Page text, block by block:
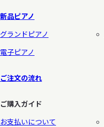
新品ピアノ
グランドピアノ
電子ピアノ
ご注文の流れ
ご購入ガイド
お支払いについて